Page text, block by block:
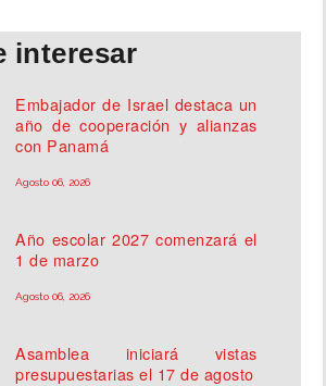
interesar
Embajador de Israel destaca un
año de cooperación y alianzas
con Panamá
Agosto 06, 2026
Año escolar 2027 comenzará el
1 de marzo
Agosto 06, 2026
Asamblea iniciará vistas
presupuestarias el 17 de agosto